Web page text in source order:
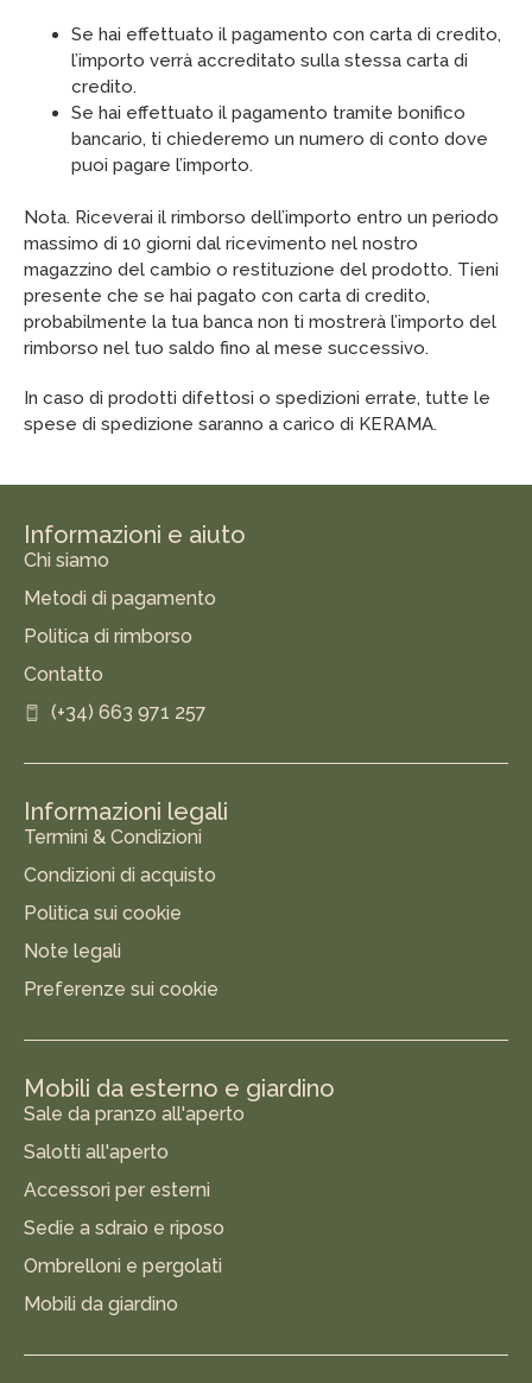
Se hai effettuato il pagamento con carta di credito,
l’importo verrà accreditato sulla stessa carta di
credito.
Se hai effettuato il pagamento tramite bonifico
bancario, ti chiederemo un numero di conto dove
puoi pagare l’importo.
Nota. Riceverai il rimborso dell’importo entro un periodo
massimo di 10 giorni dal ricevimento nel nostro
magazzino del cambio o restituzione del prodotto. Tieni
presente che se hai pagato con carta di credito,
probabilmente la tua banca non ti mostrerà l’importo del
rimborso nel tuo saldo fino al mese successivo.
In caso di prodotti difettosi o spedizioni errate, tutte le
spese di spedizione saranno a carico di KERAMA.
Informazioni e aiuto
Chi siamo
Metodi di pagamento
Politica di rimborso
Contatto
(+34) 663 971 257
Informazioni legali
Termini & Condizioni
Condizioni di acquisto
Politica sui cookie
Note legali
Preferenze sui cookie
Mobili da esterno e giardino
Sale da pranzo all'aperto
Salotti all'aperto
Accessori per esterni
Sedie a sdraio e riposo
Ombrelloni e pergolati
Mobili da giardino